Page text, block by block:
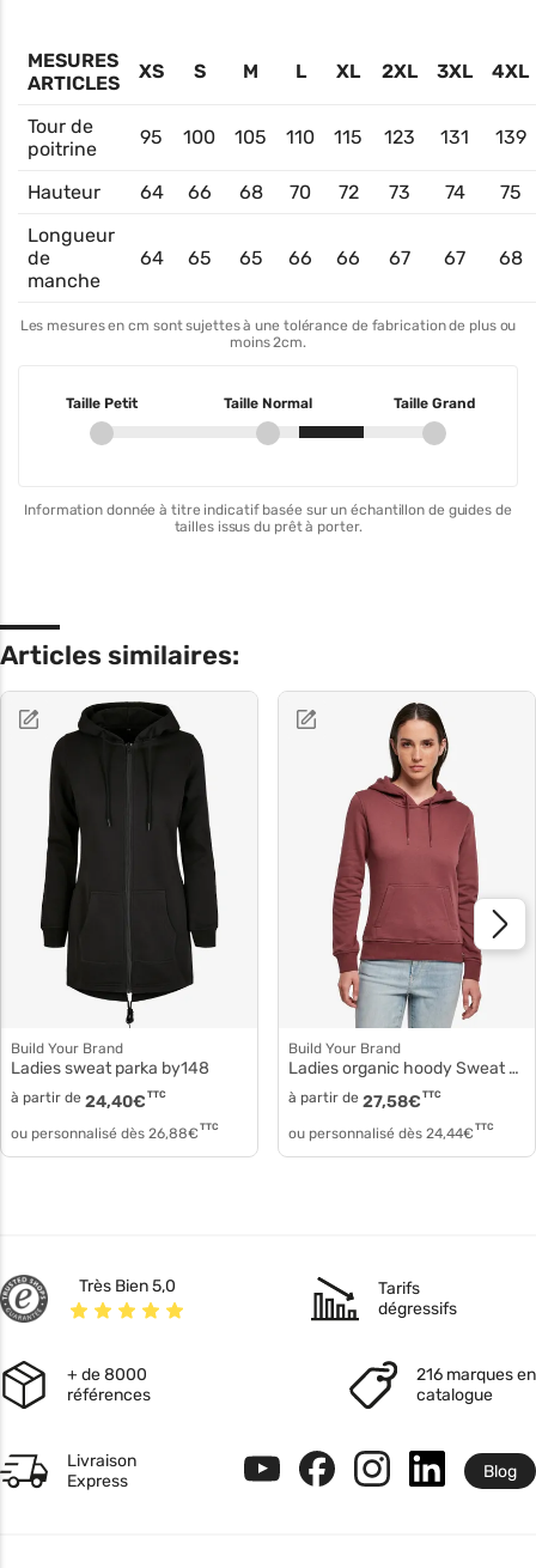
MESURES
ARTICLES
XS S M L XL 2XL 3XL 4XL
Tour de
poitrine
95 100 105 110 115 123 131 139
Hauteur 64 66 68 70 72 73 74
75
Longueur
de
manche
64 65 65 66 66 67 67 68
Les mesures en cm sont sujettes à une tolérance de fabrication de plus ou
moins 2cm.
Taille Petit Taille Normal Taille Grand
Information donnée à titre indicatif basée sur un échantillon de guides de
tailles issus du prêt à porter.
Articles similaires:
Build Your Brand
Ladies sweat parka by148
à partir de 24,40€ TTC
ou personnalisé dès 26,88€ TTC
Build Your Brand
Ladies organic hoody Sweat à capuche coton by139
à partir de 27,58€ TTC
ou personnalisé dès 24,44€ TTC
Très Bien 5,0
Tarifs
dégressifs
+ de 8000
références
216 marques en
catalogue
Livraison
Express
Blog